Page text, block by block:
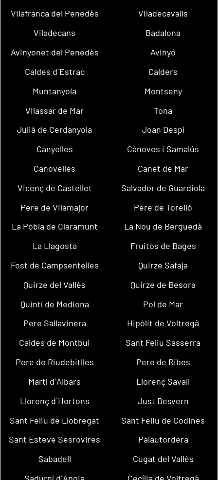
Vilafranca del Penedès
Viladecavalls
Viladecans
Badalona
Avinyonet del Penedès
Avinyó
Caldes d´Estrac
Calders
Muntanyola
Montseny
Vilassar de Mar
Tona
Julià de Cerdanyola
Joan Despí
Canyelles
Cànoves i Samalús
Canovelles
Canet de Mar
Vicenç de Castellet
Salvador de Guardiola
Pere de Vilamajor
Pere de Torelló
La Pobla de Claramunt
La Nou de Berguedà
La Llagosta
Fruitós de Bages
Fost de Campsentelles
Quirze Safaja
Quirze del Vallès
Quirze de Besora
Quintí de Mediona
Pol de Mar
Pere Sallavinera
Hipòlit de Voltregà
Caldes de Montbui
Sant Feliu Sasserra
Pere de Riudebitlles
Pere de Ribes
Martí d´Albars
Llorenç Savall
Llorenç d´Hortons
Just Desvern
Sant Feliu de Llobregat
Sant Feliu de Codines
Sant Esteve Sesrovires
Palautordera
Sabadell
Cugat del Vallès